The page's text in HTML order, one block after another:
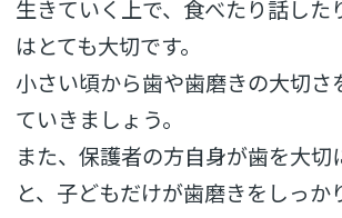
生きていく上で、食べたり話した
はとても大切です。
小さい頃から歯や歯磨きの大切さ
ていきましょう。
また、保護者の方自身が歯を大切
と、子どもだけが歯磨きをしっか